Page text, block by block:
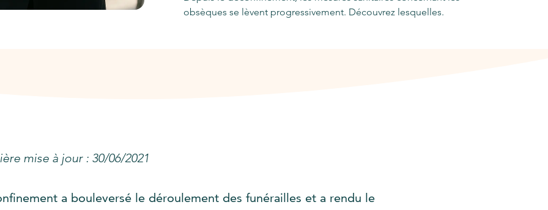
obsèques se lèvent progressivement. Découvrez lesquelles.
mise à jour : 30/06/2021
a bouleversé le déroulement des funérailles et a rendu le